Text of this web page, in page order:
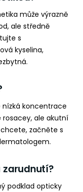
může výrazně
ale středně
s
kyselina,
nízká koncentrace
ale akutní
začněte s
zarudnutí?
podklad opticky